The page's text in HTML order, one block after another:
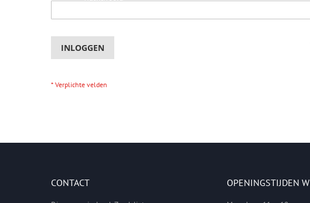
INLOGGEN
CONTACT OPENINGSTIJDEN